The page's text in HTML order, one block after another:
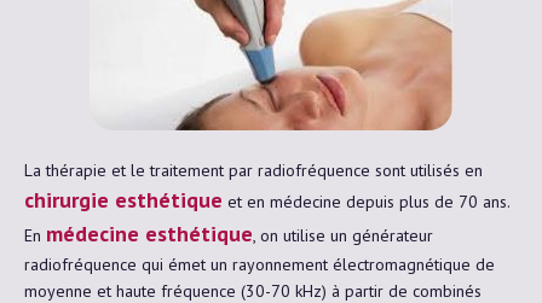
La thérapie et le traitement par radiofréquence sont utilisés en
chirurgie esthétique et en médecine depuis plus de 70 ans.
En médecine esthétique, on utilise un générateur
radiofréquence qui émet un rayonnement électromagnétique de
moyenne et haute fréquence (30-70 kHz) à partir de combinés